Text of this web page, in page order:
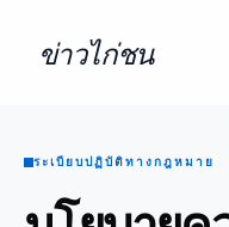
ข่าวไก่ชน
ระเบียบปฏิบัติทางกฎหมาย